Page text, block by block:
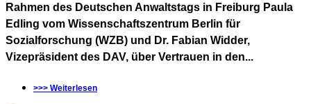
Rahmen des Deutschen Anwaltstags in Freiburg Paula
Edling vom Wissenschaftszentrum Berlin für
Sozialforschung (WZB) und Dr. Fabian Widder,
Vizepräsident des DAV, über Vertrauen in den...
>>> Weiterlesen